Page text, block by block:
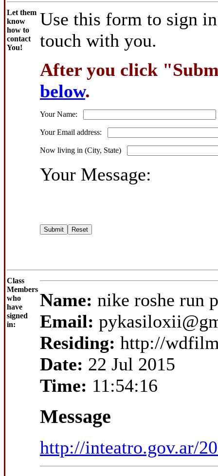
Let them
know
how to
contact
You!
Use this form to sign
touch with you.
After you click
below.
Your Name:
Your Email address:
Now living in (City, State)
Your Message:
Class
Members
who
have
signed
in:
Name: nike roshe run
Email:
Residing: http://
Date: 22 Jul 2015
Time: 11:54:16
Message
http://inteatro.gov.ar/